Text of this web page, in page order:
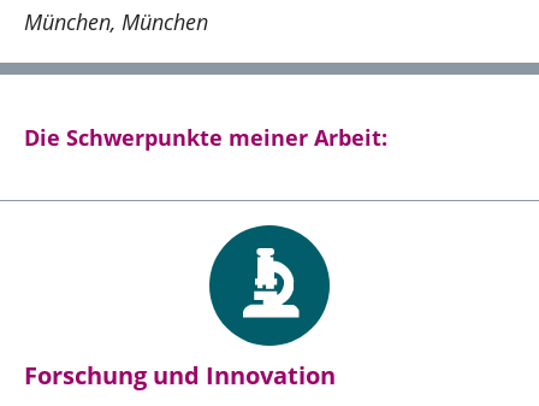
Reden
München München
Die Schwerpunkte meiner Arbeit:
Forschung und Innovation